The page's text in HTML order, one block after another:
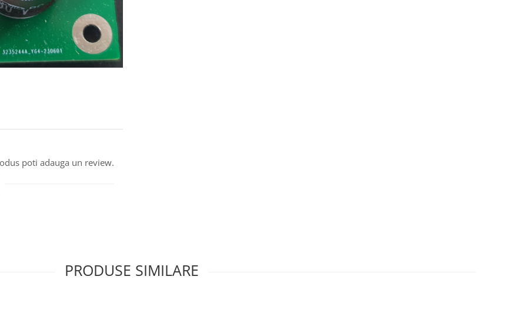
poti adauga un review.
PRODUSE SIMILARE